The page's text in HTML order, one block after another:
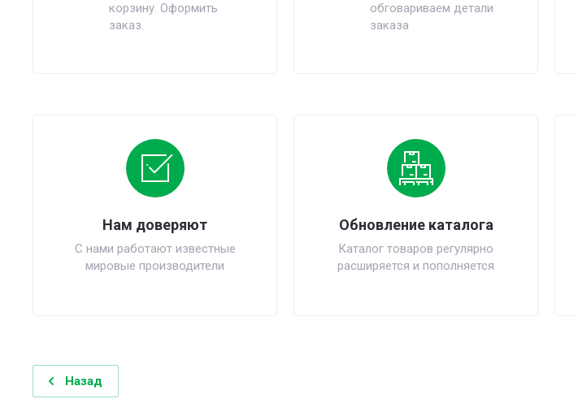
корзину. Оформить
заказ.
обговариваем детали
заказа
Нам доверяют
С нами работают известные
мировые производители
Обновление каталога
Каталог товаров регулярно
расширяется и пополняется
Назад